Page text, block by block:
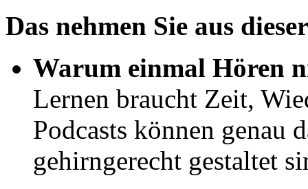
Das nehmen Sie aus
Warum einmal Hören
Lernen braucht Zeit,
Podcasts können genau
gehirngerecht gestaltet